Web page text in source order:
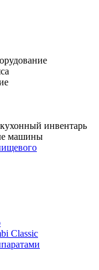
инвентарь
машины
Classic